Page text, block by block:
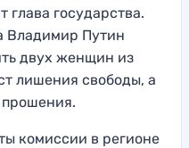
глава государства.
Владимир Путин
двух женщин из
лишения свободы, а
прошения.
комиссии в регионе